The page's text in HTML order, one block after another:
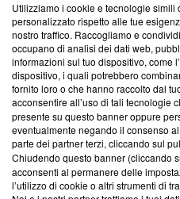
Questa sezione offre
News, sui nostri processi
creare news di qualità. Inoltre,
‘Trust Project - News with
ancora membro del
parte; Trust Project non ha
conformità agli standard.
Su di noi
Team editoriale
Utilizziamo i cookie e tecnologie
personalizzato rispetto alle tue
nostro traffico. Raccogliamo e
occupano di analisi dei dati web,
informazioni sul tuo dispositivo, come
dispositivo, i quali potrebbero
fornito loro o che hanno raccolto dal
acconsentire all’uso di tali tecnologie
presente su questo banner oppure
eventualmente negando il consenso
parte dei partner terzi, cliccando sul
Chiudendo questo banner (cliccando
acconsenti al permanere delle
l’utilizzo di cookie o altri strumenti di